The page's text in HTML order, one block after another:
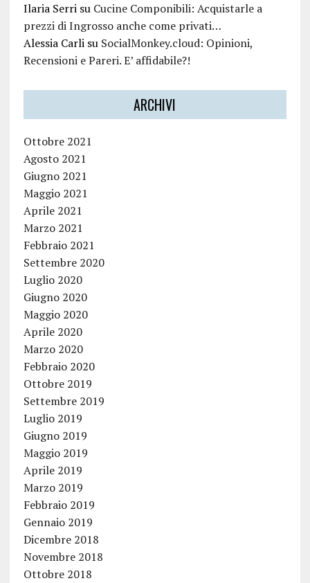
Ilaria Serrisu Cucine Componibili: Acquistarle a
prezzi di Ingrosso anche come privati…
Alessia Carlisu SocialMonkey.cloud: Opinioni,
Recensioni e Pareri. E’ affidabile?!
ARCHIVI
Ottobre 2021
Agosto 2021
Giugno 2021
Maggio 2021
Aprile 2021
Marzo 2021
Febbraio 2021
Settembre 2020
Luglio 2020
Giugno 2020
Maggio 2020
Aprile 2020
Marzo 2020
Febbraio 2020
Ottobre 2019
Settembre 2019
Luglio 2019
Giugno 2019
Maggio 2019
Aprile 2019
Marzo 2019
Febbraio 2019
Gennaio 2019
Dicembre 2018
Novembre 2018
Ottobre 2018